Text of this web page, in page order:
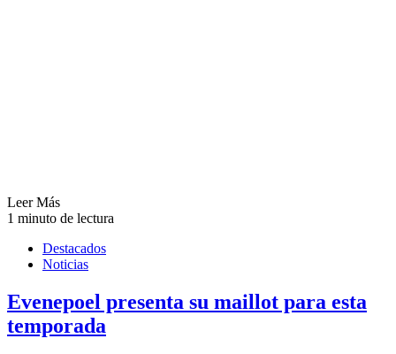
Leer Más
1 minuto de lectura
Destacados
Noticias
Evenepoel presenta su maillot para esta
temporada